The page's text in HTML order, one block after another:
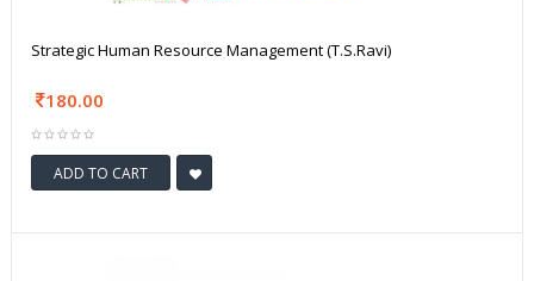
Strategic Human Resource Management (T.S.Ravi)
180.00
ADD TO CART